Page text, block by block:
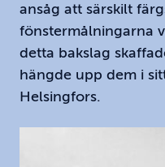
ansåg att särskilt
fönstermålningarna
detta bakslag
hängde upp dem i
Helsingfors.